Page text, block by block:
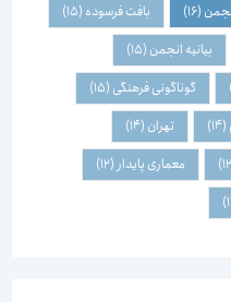
(16) بافت فرسوده(15)
بیانیه انجمن(15)
گوناگونی فرهنگی(15)
تهران(14)
معماری پایدار(12)